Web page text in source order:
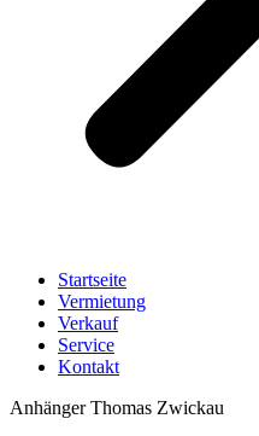
Startseite
Vermietung
Verkauf
Service
Kontakt
Anhänger Thomas Zwickau